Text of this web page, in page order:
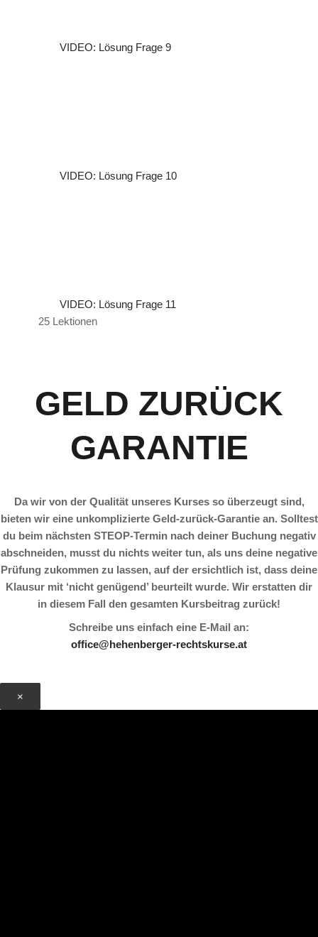
VIDEO: Lösung Frage 9
VIDEO: Lösung Frage 10
VIDEO: Lösung Frage 11
25 Lektionen
GELD ZURÜCK
GARANTIE
Da wir von der Qualität unseres Kurses so überzeugt sind,
bieten wir eine unkomplizierte Geld-zurück-Garantie an. Solltest
du beim nächsten STEOP-Termin nach deiner Buchung negativ
abschneiden, musst du nichts weiter tun, als uns deine negative
Prüfung zukommen zu lassen, auf der ersichtlich ist, dass deine
Klausur mit ‘nicht genügend’ beurteilt wurde. Wir erstatten dir
in diesem Fall den gesamten Kursbeitrag zurück!
Schreibe uns einfach eine E-Mail an:
office@hehenberger-rechtskurse.at
×